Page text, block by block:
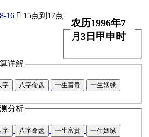
16  15点到17点
农历1996年7
月3日甲申时
详解
字 八字命盘 一生富贵 一生姻缘
分析
字 八字命盘 一生富贵 一生姻缘